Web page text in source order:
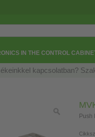
IN THE CONTROL
kapcsolatban?
Push